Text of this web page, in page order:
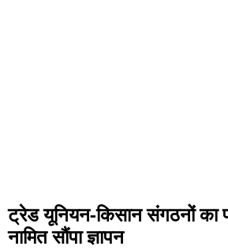
ट्रेड यूनियन-किसान संगठनों का
नामित सौंपा ज्ञापन